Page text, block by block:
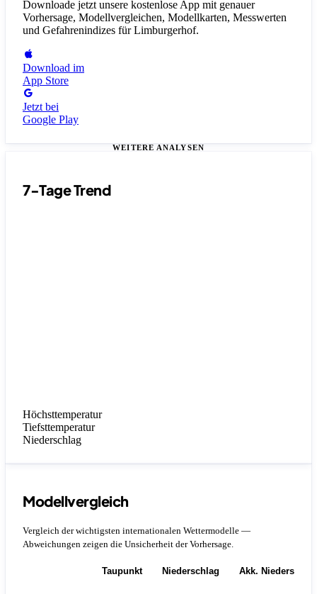
Downloade jetzt unsere kostenlose App mit genauer
Vorhersage, Modellvergleichen, Modellkarten, Messwerten
und Gefahrenindizes für Limburgerhof.
Download im
App Store
Jetzt bei
Google Play
WEITERE ANALYSEN
7-Tage Trend
Höchsttemperatur
Tiefsttemperatur
Niederschlag
Modellvergleich
Vergleich der wichtigsten internationalen Wettermodelle —
Abweichungen zeigen die Unsicherheit der Vorhersage.
Taupunkt Niederschlag Akk.